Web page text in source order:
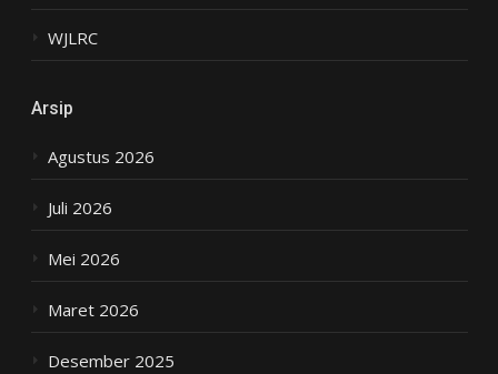
WJLRC
Arsip
Agustus 2026
Juli 2026
Mei 2026
Maret 2026
Desember 2025